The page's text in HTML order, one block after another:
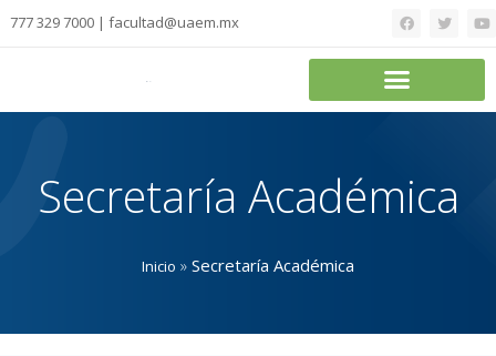
777 329 7000 | facultad@uaem.mx
Secretaría Académica
Inicio » Secretaría Académica